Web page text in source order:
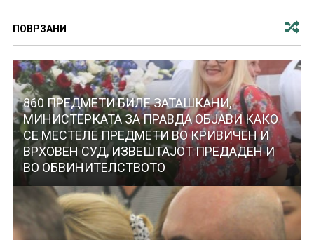
ПОВРЗАНИ
860 ПРЕДМЕТИ БИЛЕ ЗАТАШКАНИ,
МИНИСТЕРКАТА ЗА ПРАВДА ОБЈАВИ КАКО
СЕ МЕСТЕЛЕ ПРЕДМЕТИ ВО КРИВИЧЕН И
ВРХОВЕН СУД, ИЗВЕШТАЈОТ ПРЕДАДЕН И
ВО ОБВИНИТЕЛСТВОТО